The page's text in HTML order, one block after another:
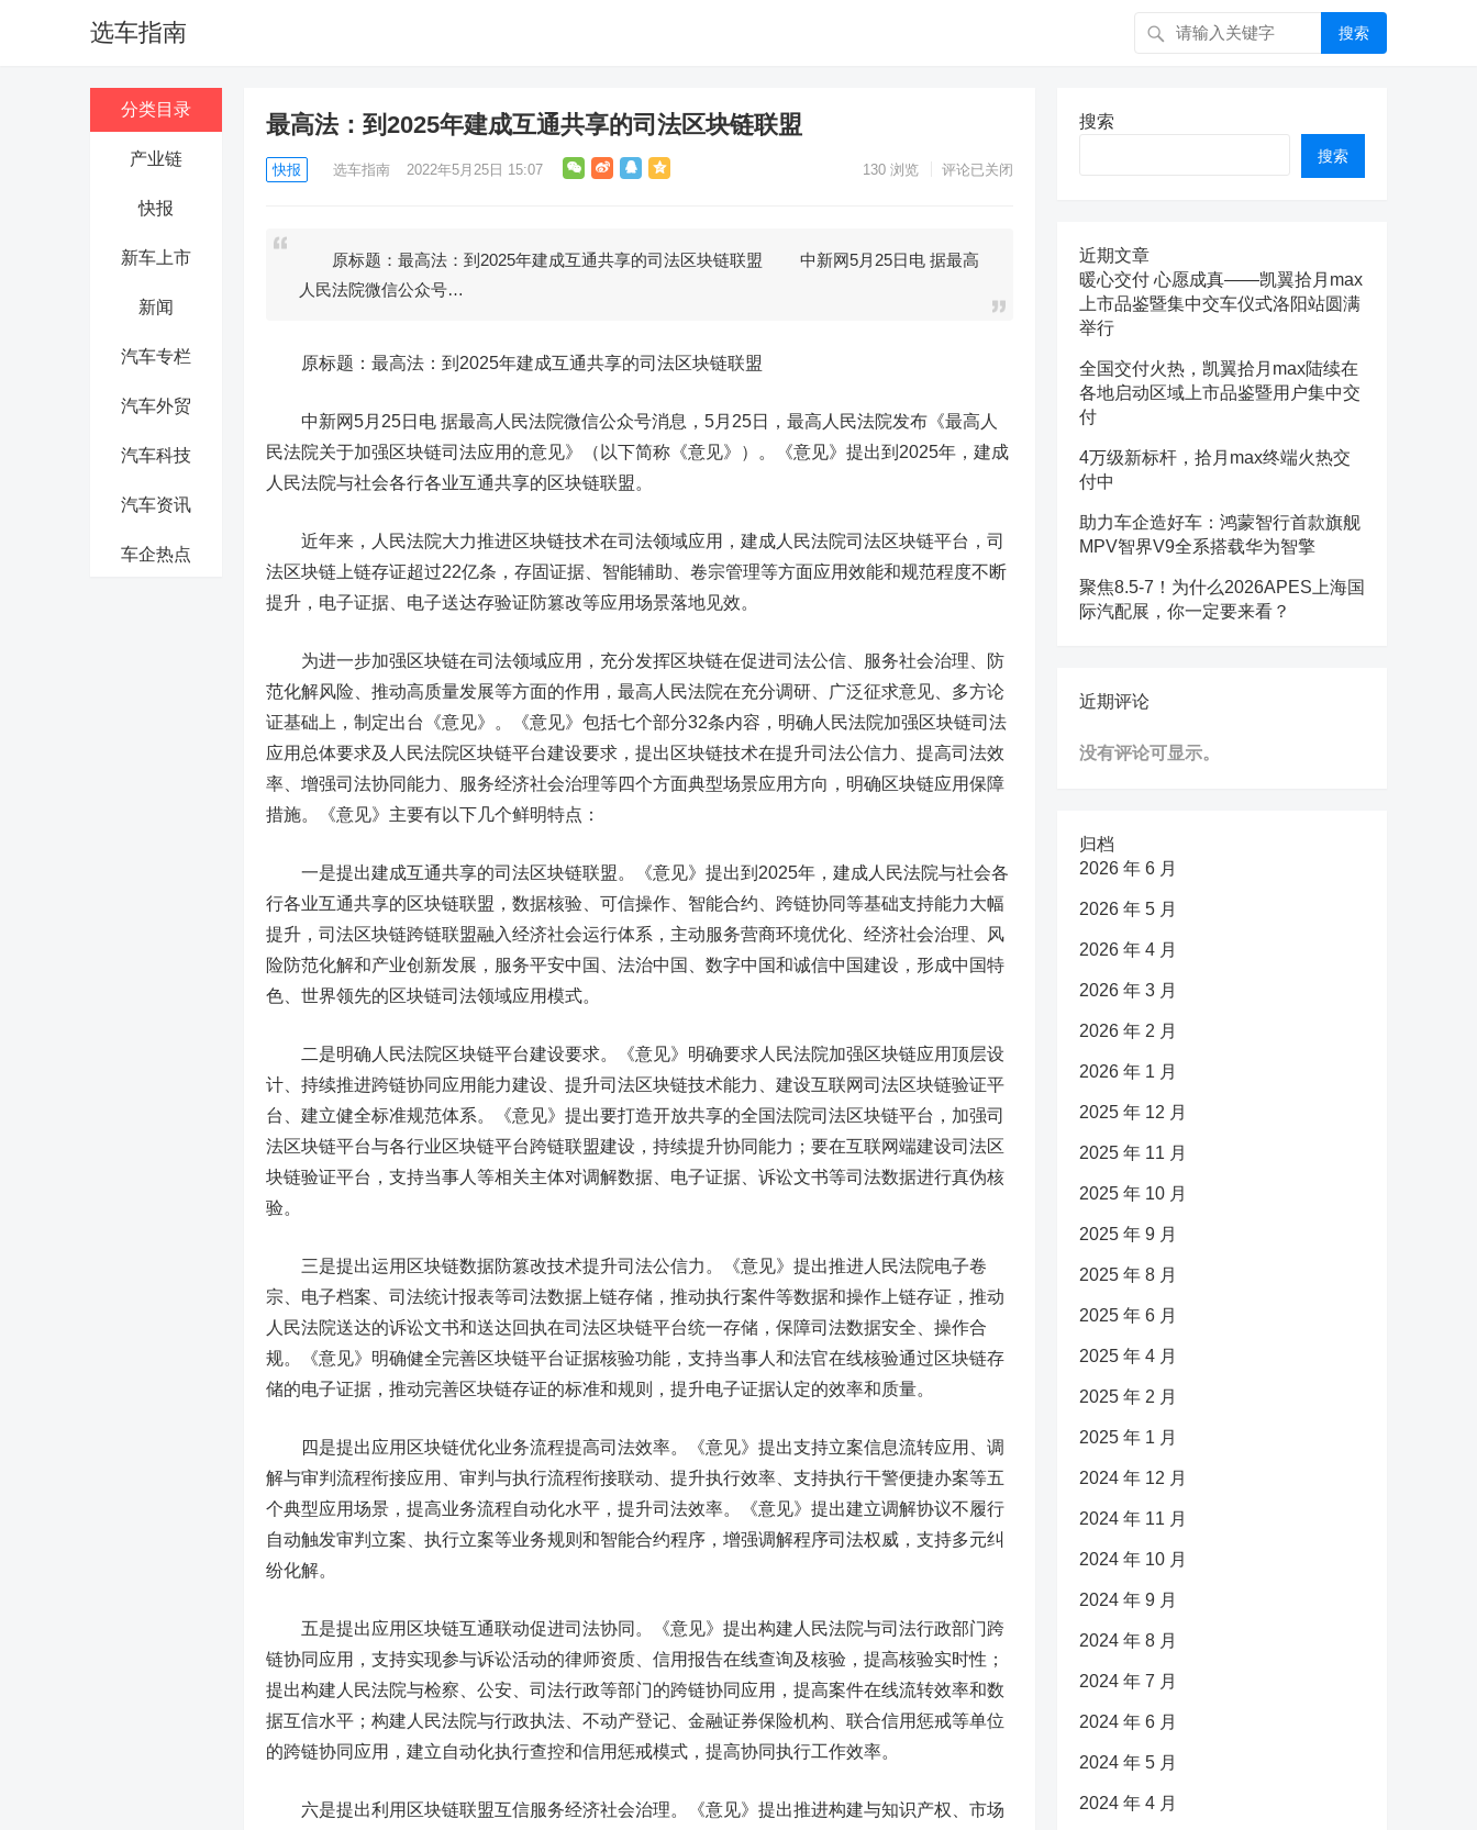
选车指南 搜索
分类目录
产业链
快报
新车上市
新闻
汽车专栏
汽车外贸
汽车科技
汽车资讯
车企热点
最高法：到2025年建成互通共享的司法区块链联盟
快报 选车指南 2022年5月25日 15:07 130 浏览 评论已关闭
原标题：最高法：到2025年建成互通共享的司法区块链联盟 中新网5月25日电 据最高
人民法院微信公众号…
原标题：最高法：到2025年建成互通共享的司法区块链联盟
中新网5月25日电 据最高人民法院微信公众号消息，5月25日，最高人民法院发布《最高人
民法院关于加强区块链司法应用的意见》（以下简称《意见》）。《意见》提出到2025年，建成
人民法院与社会各行各业互通共享的区块链联盟。
近年来，人民法院大力推进区块链技术在司法领域应用，建成人民法院司法区块链平台，司
法区块链上链存证超过22亿条，存固证据、智能辅助、卷宗管理等方面应用效能和规范程度不断
提升，电子证据、电子送达存验证防篡改等应用场景落地见效。
为进一步加强区块链在司法领域应用，充分发挥区块链在促进司法公信、服务社会治理、防
范化解风险、推动高质量发展等方面的作用，最高人民法院在充分调研、广泛征求意见、多方论
证基础上，制定出台《意见》。《意见》包括七个部分32条内容，明确人民法院加强区块链司法
应用总体要求及人民法院区块链平台建设要求，提出区块链技术在提升司法公信力、提高司法效
率、增强司法协同能力、服务经济社会治理等四个方面典型场景应用方向，明确区块链应用保障
措施。《意见》主要有以下几个鲜明特点：
一是提出建成互通共享的司法区块链联盟。《意见》提出到2025年，建成人民法院与社会各
行各业互通共享的区块链联盟，数据核验、可信操作、智能合约、跨链协同等基础支持能力大幅
提升，司法区块链跨链联盟融入经济社会运行体系，主动服务营商环境优化、经济社会治理、风
险防范化解和产业创新发展，服务平安中国、法治中国、数字中国和诚信中国建设，形成中国特
色、世界领先的区块链司法领域应用模式。
二是明确人民法院区块链平台建设要求。《意见》明确要求人民法院加强区块链应用顶层设
计、持续推进跨链协同应用能力建设、提升司法区块链技术能力、建设互联网司法区块链验证平
台、建立健全标准规范体系。《意见》提出要打造开放共享的全国法院司法区块链平台，加强司
法区块链平台与各行业区块链平台跨链联盟建设，持续提升协同能力；要在互联网端建设司法区
块链验证平台，支持当事人等相关主体对调解数据、电子证据、诉讼文书等司法数据进行真伪核
验。
三是提出运用区块链数据防篡改技术提升司法公信力。《意见》提出推进人民法院电子卷
宗、电子档案、司法统计报表等司法数据上链存储，推动执行案件等数据和操作上链存证，推动
人民法院送达的诉讼文书和送达回执在司法区块链平台统一存储，保障司法数据安全、操作合
规。《意见》明确健全完善区块链平台证据核验功能，支持当事人和法官在线核验通过区块链存
储的电子证据，推动完善区块链存证的标准和规则，提升电子证据认定的效率和质量。
四是提出应用区块链优化业务流程提高司法效率。《意见》提出支持立案信息流转应用、调
解与审判流程衔接应用、审判与执行流程衔接联动、提升执行效率、支持执行干警便捷办案等五
个典型应用场景，提高业务流程自动化水平，提升司法效率。《意见》提出建立调解协议不履行
自动触发审判立案、执行立案等业务规则和智能合约程序，增强调解程序司法权威，支持多元纠
纷化解。
五是提出应用区块链互通联动促进司法协同。《意见》提出构建人民法院与司法行政部门跨
链协同应用，支持实现参与诉讼活动的律师资质、信用报告在线查询及核验，提高核验实时性；
提出构建人民法院与检察、公安、司法行政等部门的跨链协同应用，提高案件在线流转效率和数
据互信水平；构建人民法院与行政执法、不动产登记、金融证券保险机构、联合信用惩戒等单位
的跨链协同应用，建立自动化执行查控和信用惩戒模式，提高协同执行工作效率。
六是提出利用区块链联盟互信服务经济社会治理。《意见》提出推进构建与知识产权、市场
搜索
搜索
近期文章
暖心交付 心愿成真——凯翼拾月max
上市品鉴暨集中交车仪式洛阳站圆满
举行
全国交付火热，凯翼拾月max陆续在
各地启动区域上市品鉴暨用户集中交
付
4万级新标杆，拾月max终端火热交
付中
助力车企造好车：鸿蒙智行首款旗舰
MPV智界V9全系搭载华为智擎
聚焦8.5-7！为什么2026APES上海国
际汽配展，你一定要来看？
近期评论
没有评论可显示。
归档
2026 年 6 月
2026 年 5 月
2026 年 4 月
2026 年 3 月
2026 年 2 月
2026 年 1 月
2025 年 12 月
2025 年 11 月
2025 年 10 月
2025 年 9 月
2025 年 8 月
2025 年 6 月
2025 年 4 月
2025 年 2 月
2025 年 1 月
2024 年 12 月
2024 年 11 月
2024 年 10 月
2024 年 9 月
2024 年 8 月
2024 年 7 月
2024 年 6 月
2024 年 5 月
2024 年 4 月